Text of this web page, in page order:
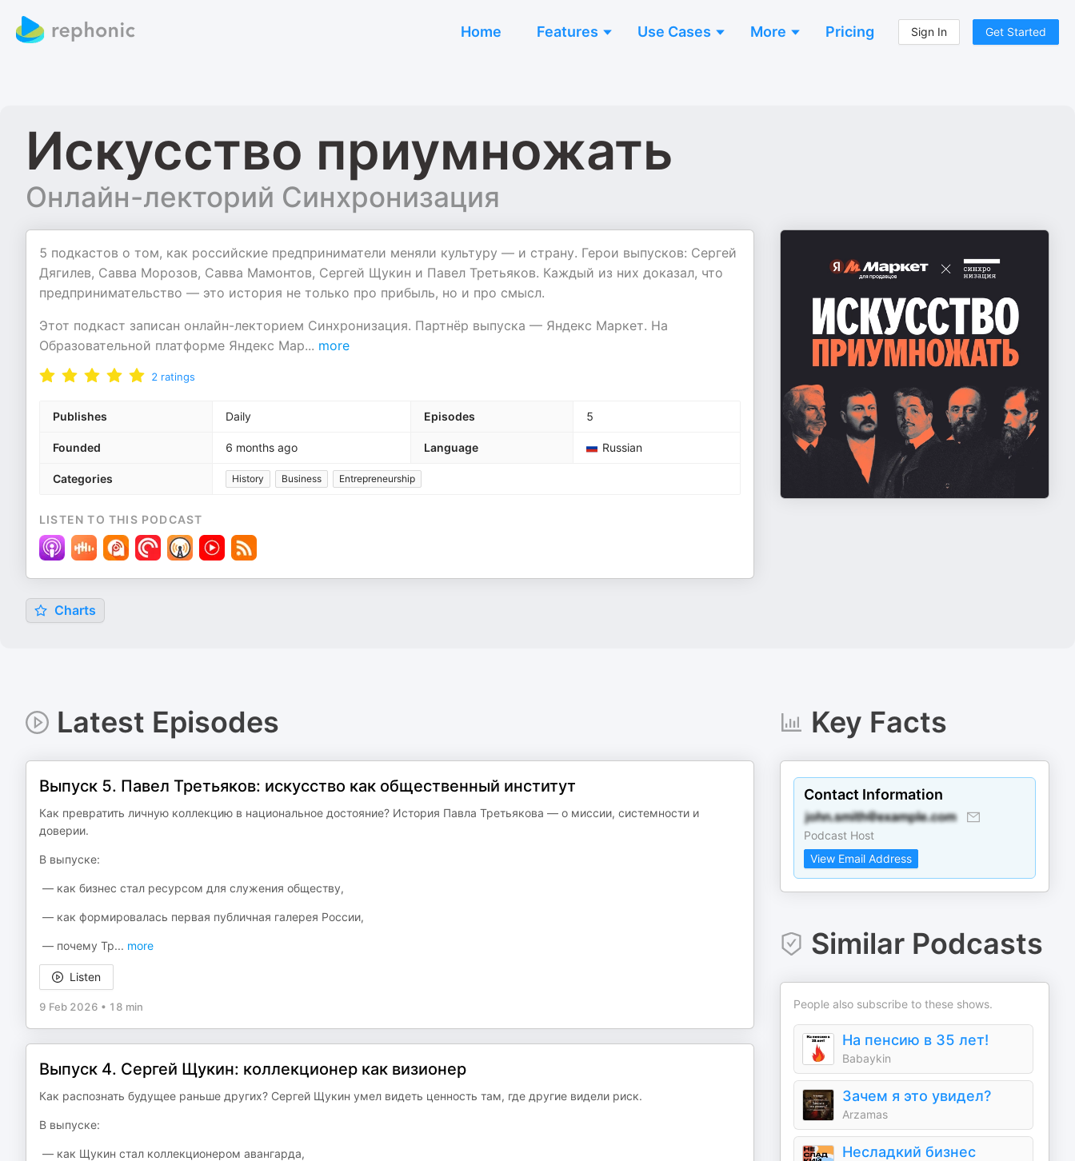
Home Features Use Cases More Pricing Sign In Get Started
Искусство приумножать
Онлайн-лекторий Синхронизация
5 подкастов о том, как российские предприниматели меняли культуру — и страну. Герои выпусков: Сергей
Дягилев, Савва Морозов, Савва Мамонтов, Сергей Щукин и Павел Третьяков. Каждый из них доказал, что
предпринимательство — это история не только про прибыль, но и про смысл.
Этот подкаст записан онлайн-лекторием Синхронизация. Партнёр выпуска — Яндекс Маркет. На
Образовательной платформе Яндекс Мар... more
2 ratings
Publishes Daily Episodes 5
Founded 6 months ago Language Russian
Categories History Business Entrepreneurship
LISTEN TO THIS PODCAST
Charts
Latest Episodes
Выпуск 5. Павел Третьяков: искусство как общественный институт
Как превратить личную коллекцию в национальное достояние? История Павла Третьякова — о миссии, системности и
доверии.
В выпуске:
— как бизнес стал ресурсом для служения обществу,
— как формировалась первая публичная галерея России,
— почему Тр... more
Listen
9 Feb 2026 • 18 min
Выпуск 4. Сергей Щукин: коллекционер как визионер
Как распознать будущее раньше других? Сергей Щукин умел видеть ценность там, где другие видели риск.
В выпуске:
— как Щукин стал коллекционером авангарда,
Key Facts
Contact Information
Podcast Host
View Email Address
Similar Podcasts
People also subscribe to these shows.
На пенсию в 35 лет!
Babaykin
Зачем я это увидел?
Arzamas
Несладкий бизнес